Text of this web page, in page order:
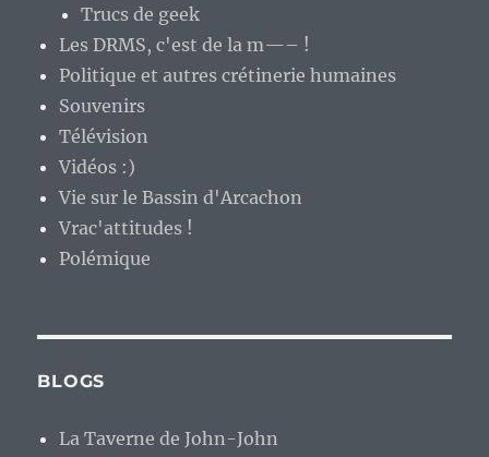
Trucs de geek
Les DRMS, c'est de la m—– !
Politique et autres crétinerie humaines
Souvenirs
Télévision
Vidéos :)
Vie sur le Bassin d'Arcachon
Vrac'attitudes !
Polémique
BLOGS
La Taverne de John-John